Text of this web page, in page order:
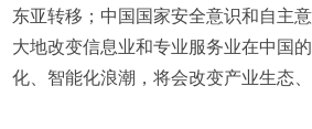
东亚转移；中国国家安全意识和自主
大地改变信息业和专业服务业在中国
化、智能化浪潮，将会改变产业生态、